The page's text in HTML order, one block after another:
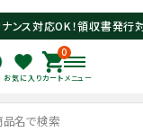
ナンス対応OK！領収書発行
お気に入り
0
カート メニュー